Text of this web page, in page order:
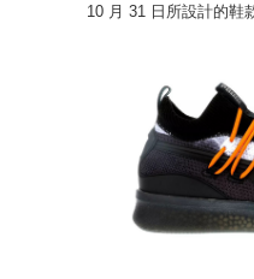
10 月 31 日所設計的鞋